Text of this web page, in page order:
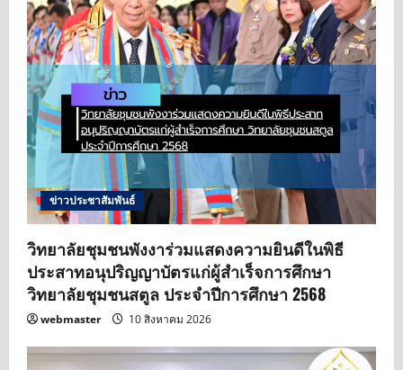
ข่าวประชาสัมพันธ์
วิทยาลัยชุมชนพังงาร่วมแสดงความยินดีในพิธี
ประสาทอนุปริญญาบัตรแก่ผู้สำเร็จการศึกษา
วิทยาลัยชุมชนสตูล ประจำปีการศึกษา 2568
webmaster 10 สิงหาคม 2026